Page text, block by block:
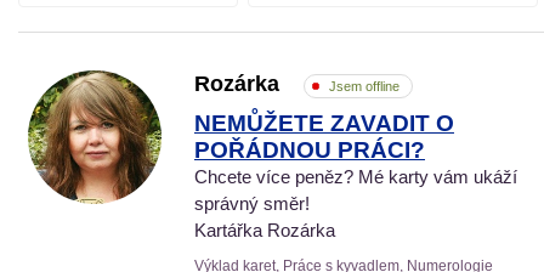
Rozárka Jsem offline
NEMŮŽETE ZAVADIT O
POŘÁDNOU PRÁCI?
Chcete více peněz? Mé karty vám ukáží
správný směr!
Kartářka Rozárka
Výklad karet, Práce s kyvadlem, Numerologie